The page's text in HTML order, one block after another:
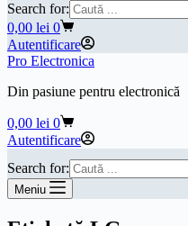
Search for:
Coș
de
cumpărături
0,00 lei 0
Autentificare
Pro Electronica
Din pasiune pentru electronică
Coș
de
cumpărături
0,00 lei 0
Autentificare
Search for:
Meniu